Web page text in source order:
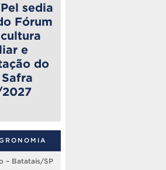
sedia
Fórum
e
do
– Batatais/SP